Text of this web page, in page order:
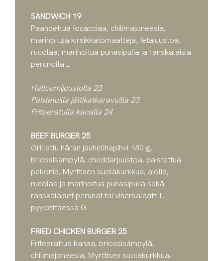
SANDWICH 19
Paahdettua focacciaa, chilimajoneesia,
marinoituja kirsikkatomaatteja, fetajuustoa,
rucolaa, marinoitua punasipulia ja ranskalaisia
perunoita L
Halloumijuustolla 23
Paistetuilla jättikatkaravuilla 23
Friteeratulla kanalla 24
BEEF BURGER 25
Grillattu härän jauhelihapihvi 180 g,
briossisämpylä, cheddarjuustoa, paistettua
pekonia, Myrttisen suolakurkkua, aiolia,
rucolaa ja marinoitua punasipulia sekä
ranskalaiset perunat tai vihersalaatti L,
pyydettäessä G
FRIED CHICKEN BURGER 25
Friteerattua kanaa, briossisämpylä,
chilimajoneesia, Myrttisen suolakurkkua,